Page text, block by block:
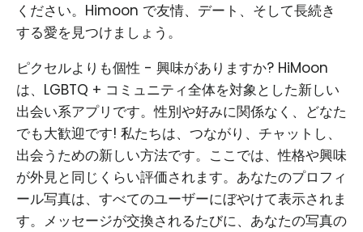
ください。Himoon で友情、デート、そして長続き
する愛を見つけましょう。
ピクセルよりも個性 - 興味がありますか? HiMoon
は、LGBTQ + コミュニティ全体を対象とした新しい
出会い系アプリです。性別や好みに関係なく、どなた
でも大歓迎です! 私たちは、つながり、チャットし、
出会うための新しい方法です。ここでは、性格や興味
が外見と同じくらい評価されます。あなたのプロフィ
ール写真は、すべてのユーザーにぼやけて表示されま
す。メッセージが交換されるたびに、あなたの写真の